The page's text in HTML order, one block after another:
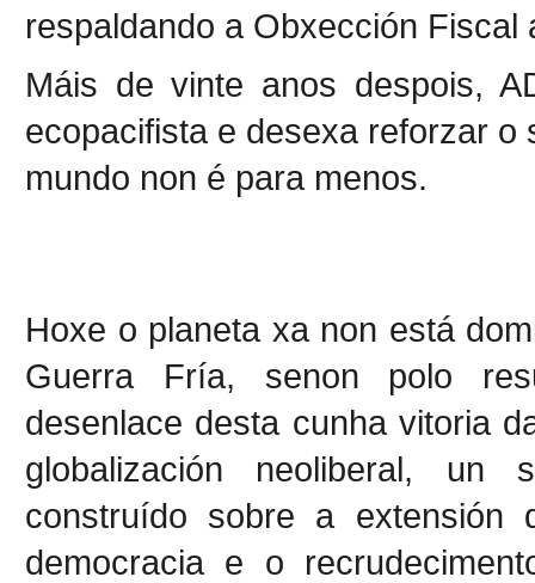
respaldando a Obxección
Máis de vinte anos despois,
ecopacifista e desexa reforzar
mundo non é para menos.
Hoxe o planeta xa non está
Guerra Fría, senon polo
desenlace desta cunha vitoria
globalización neoliberal, un
construído sobre a extensión
democracia e o